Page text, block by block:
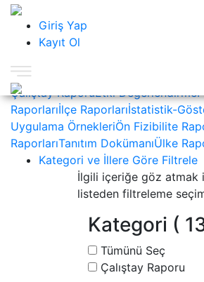
Giriş Yap
Kayıt Ol
KAPAT
Kalkınma Kütüphanesi
Nedir ?Nasıl Kullanılır ?
Kategoriler
Çalıştay RaporuEtki Değerlendirme
Raporlarıİlçe Raporlarıİstatistik-
Uygulama ÖrnekleriÖn Fizibilite
RaporlarıTanıtım DokümanıÜlke
Kategori ve İllere Göre Filtrele
İlgili içeriğe göz atmak
listeden filtreleme
Kategori (
Tümünü Seç
Çalıştay Raporu